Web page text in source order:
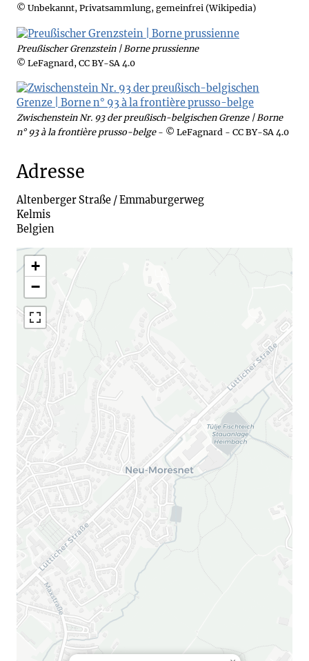
© Unbekannt, Privatsammlung, gemeinfrei (Wikipedia)
Preußischer Grenzstein | Borne prussienne
© LeFagnard, CC BY-SA 4.0
Zwischenstein Nr. 93 der preußisch-belgischen Grenze | Borne
n° 93 à la frontière prusso-belge- © LeFagnard - CC BY-SA 4.0
Adresse
Altenberger Straße / Emmaburgerweg
Kelmis
Belgien
+
−